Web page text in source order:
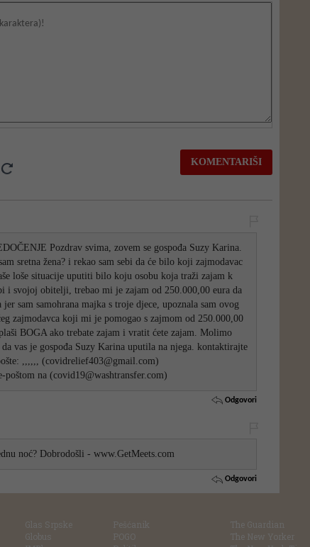
Pozdrav svima, zovem se gospođa Suzy Karina.
sretna žena? i rekao sam sebi da će bilo koji zajmodavac
loše situacije uputiti bilo koju osobu koja traži zajam k
i svojoj obitelji, trebao mi je zajam od 250.000,00 eura da
sam samohrana majka s troje djece, upoznala sam ovog
zajmodavca koji mi je pomogao s zajmom od 250.000,00
BOGA ako trebate zajam i vratit ćete zajam. Molimo
vas je gospođa Suzy Karina uputila na njega. kontaktirajte
,,,,,, (covidrelief403@gmail.com)
na (covid19@washtransfer.com)
Odgovori
noć? Dobrodošli - www.GetMeets.com
Odgovori
Glas Srpske
Globus
Pešćanik
POGO
The Guardian
The New Yorker